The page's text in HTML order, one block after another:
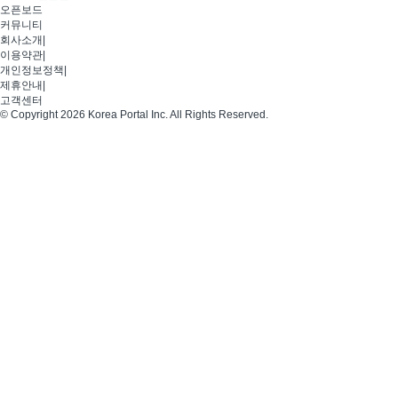
오픈보드
커뮤니티
회사소개
이용약관
개인정보정책
제휴안내
고객센터
© Copyright 2026 Korea Portal Inc. All Rights Reserved.